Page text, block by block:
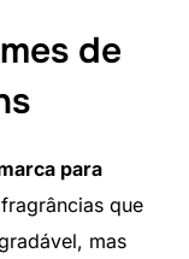
de
para
que
mas